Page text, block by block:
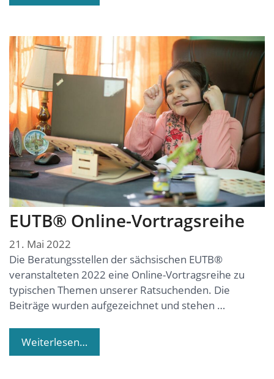
EUTB® Online-Vortragsreihe
21. Mai 2022
Die Beratungsstellen der sächsischen EUTB®
veranstalteten 2022 eine Online-Vortragsreihe zu
typischen Themen unserer Ratsuchenden. Die
Beiträge wurden aufgezeichnet und stehen …
Weiterlesen…